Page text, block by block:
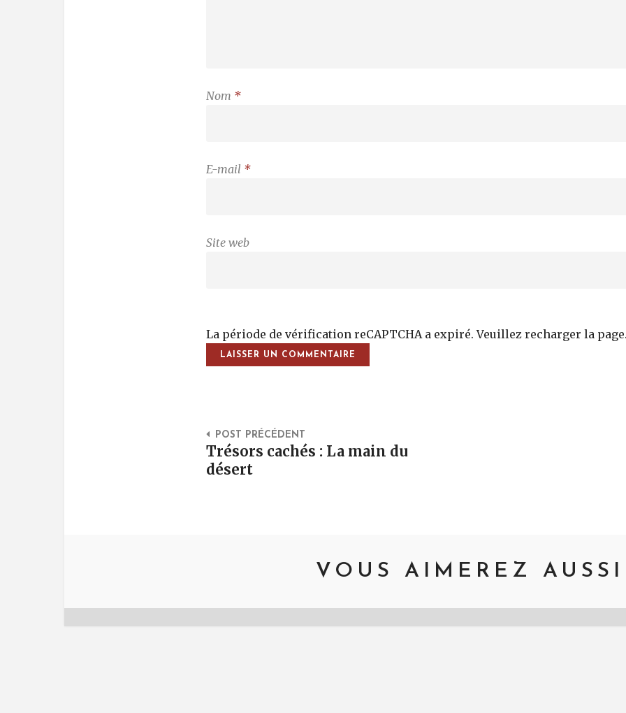
Nom *
E-mail *
Site web
La période de vérification reCAPTCHA a expiré. Veuillez recharger la
Post Navigation
POST PRÉCÉDENT
Trésors cachés : La main du
désert
VOUS AIMEREZ AUSSI